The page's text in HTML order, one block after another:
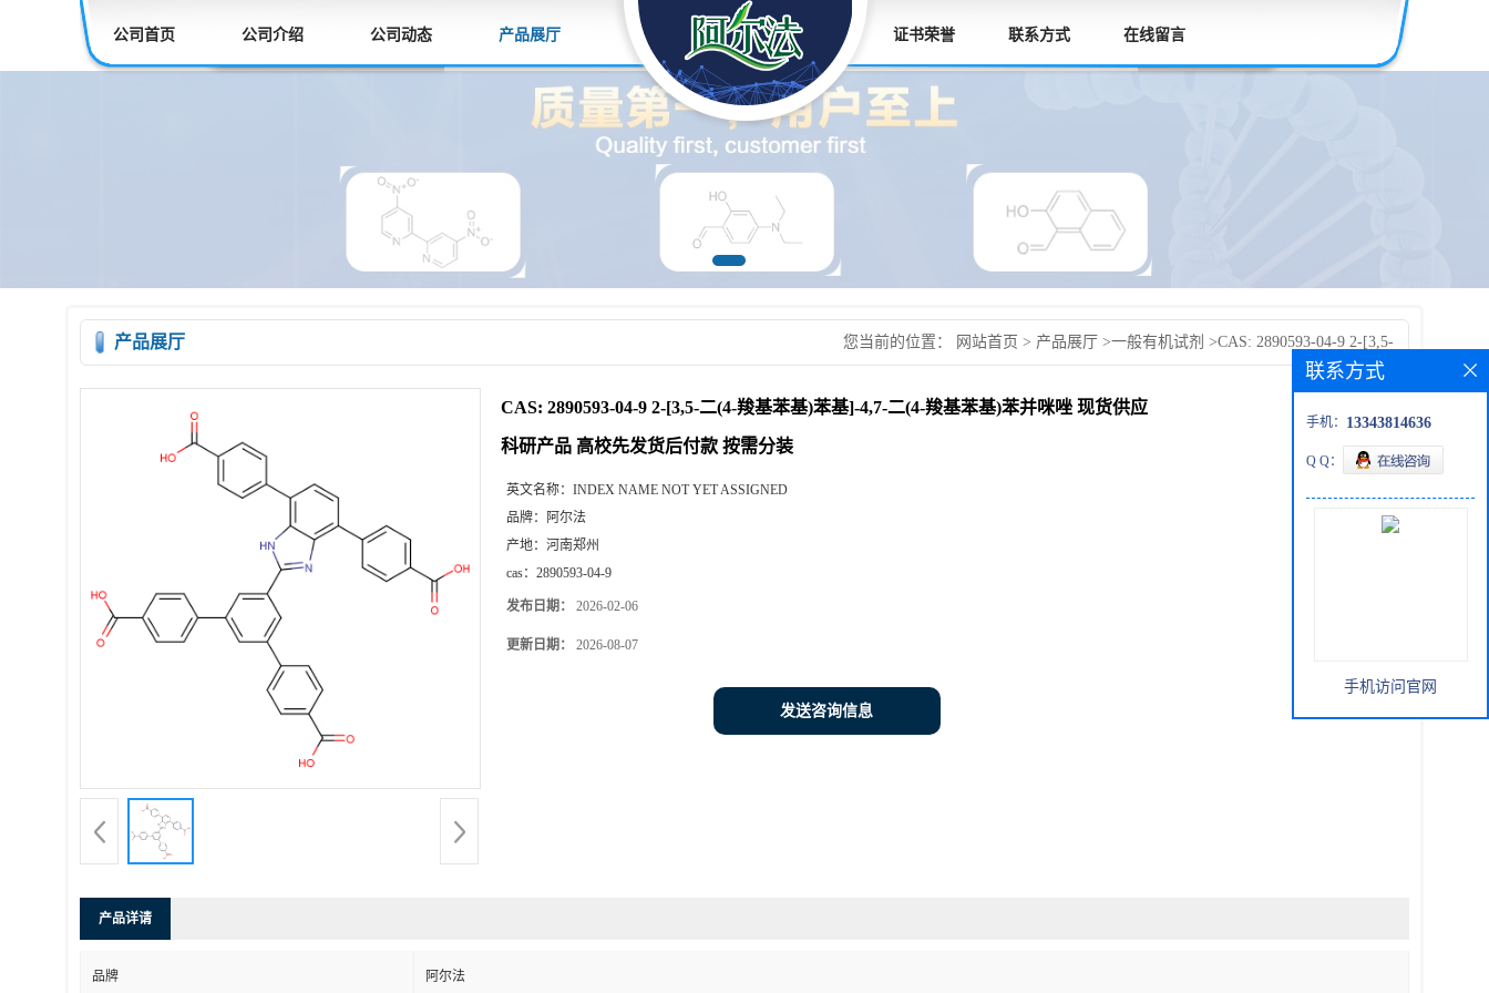
公司首页 公司介绍 公司动态 产品展厅 证书荣誉 联系方式 在线留言
产品展厅 您当前的位置： 网站首页 > 产品展厅 >一般有机试剂 >CAS: 2890593-04-9 2-[3,5-
二(4-羧基苯基)苯基]-4,7-二(4-羧基苯基)苯并咪唑 现货供应 科研产品 高校先发货
CAS: 2890593-04-9 2-[3,5-二(4-羧基苯基)苯基]-4,7-二(4-羧基苯基)苯并咪唑 现货供应
科研产品 高校先发货后付款 按需分装
英文名称： INDEX NAME NOT YET ASSIGNED
品牌： 阿尔法
产地： 河南郑州
cas： 2890593-04-9
发布日期： 2026-02-06
更新日期： 2026-08-07
发送咨询信息
产品详请
品牌 阿尔法
联系方式
手机： 13343814636
Q Q：
手机访问官网